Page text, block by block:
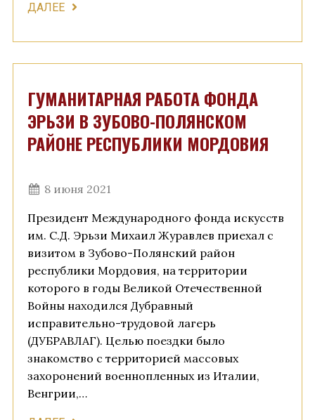
ДАЛЕЕ
ГУМАНИТАРНАЯ РАБОТА ФОНДА
ЭРЬЗИ В ЗУБОВО-ПОЛЯНСКОМ
РАЙОНЕ РЕСПУБЛИКИ МОРДОВИЯ
8 июня 2021
Президент Международного фонда искусств
им. С.Д. Эрьзи Михаил Журавлев приехал с
визитом в Зубово-Полянский район
республики Мордовия, на территории
которого в годы Великой Отечественной
Войны находился Дубравный
исправительно-трудовой лагерь
(ДУБРАВЛАГ). Целью поездки было
знакомство с территорией массовых
захоронений военнопленных из Италии,
Венгрии,…